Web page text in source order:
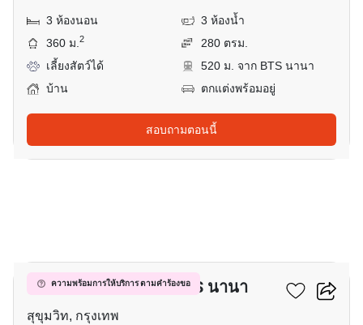
3 ห้องนอน
3 ห้องน้ำ
360 ม.2
280 ตรม.
เลี้ยงสัตว์ได้
520 ม. จาก BTS นานา
บ้าน
ตกแต่งพร้อมอยู่
สอบถามตอนนี้
ความพร้อมการให้บริการ ตามคำร้องขอ
บ้าน 1-ห้องนอน ใกล้ BTS นานา
สุขุมวิท, กรุงเทพ